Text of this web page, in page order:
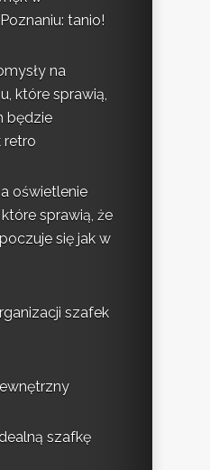
tanio!
na
które sprawią,
będzie
retro
oświetlenie
sprawią, że
się jak w
szafek
szafkę